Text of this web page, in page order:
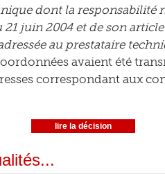
dont la responsabilité
juin 2004 et de son
au prestataire
avaient été
correspondant aux
lire la décision